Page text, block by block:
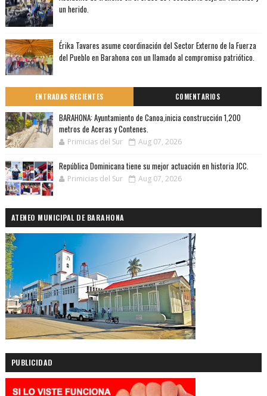
un herido.
Érika Tavares asume coordinación del Sector Externo de la Fuerza
del Pueblo en Barahona con un llamado al compromiso patriótico.
ENTRADAS RECIENTES COMENTARIOS
BARAHONA: Ayuntamiento de Canoa,inicia construcción 1,200
metros de Aceras y Contenes.
Primicias del Sur Aug 07, 2026
República Dominicana tiene su mejor actuación en historia JCC.
Primicias del Sur Aug 07, 2026
ATENEO MUNICIPAL DE BARAHONA
PUBLICIDAD